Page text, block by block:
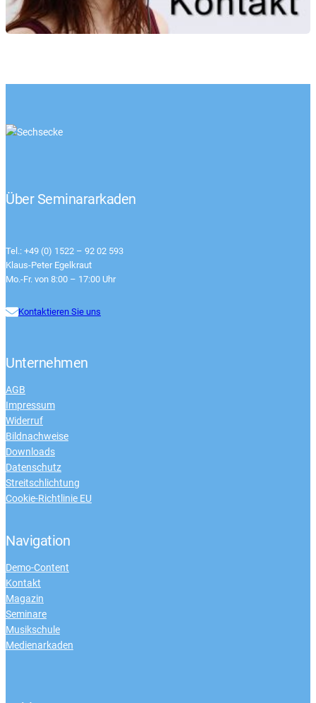
Über Seminararkaden
Tel.: +49 (0) 1522 – 92 02 593
Klaus-Peter Egelkraut
Mo.-Fr. von 8:00 – 17:00 Uhr
Kontaktieren Sie uns
Unternehmen
AGB
Impressum
Widerruf
Bildnachweise
Downloads
Datenschutz
Streitschlichtung
Cookie-Richtlinie EU
Navigation
Demo-Content
Kontakt
Magazin
Seminare
Musikschule
Medienarkaden